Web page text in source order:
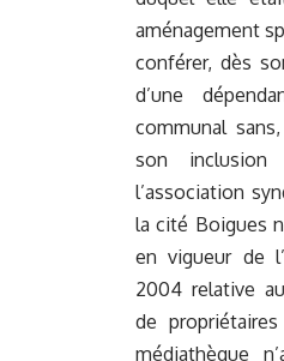
aménagement
conférer, dès
d’une
communal
son
l’association
la cité Boigues
en vigueur de
2004 relative
de
médiathèque